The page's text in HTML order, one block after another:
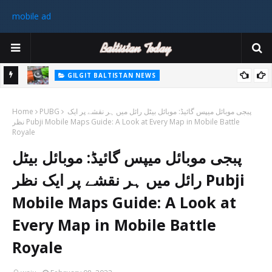
mobile ad
GILGIT BALTISTAN NEWS
Home PUBG
نظر Pubji Mobile Maps Guide: A Look at Every Map in Mobile Battle
Royale
پبجی موبائل میپس گائیڈ: موبائل بیٹل
رائل میں ہر نقشے پر ایک نظر Pubji
Mobile Maps Guide: A Look at
Every Map in Mobile Battle
Royale